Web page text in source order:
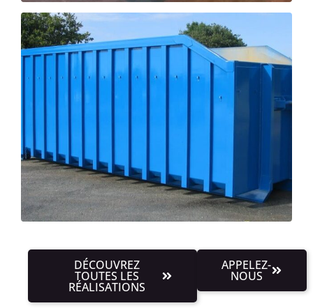
DÉCOUVREZ
TOUTES LES
RÉALISATIONS
APPELEZ-
NOUS